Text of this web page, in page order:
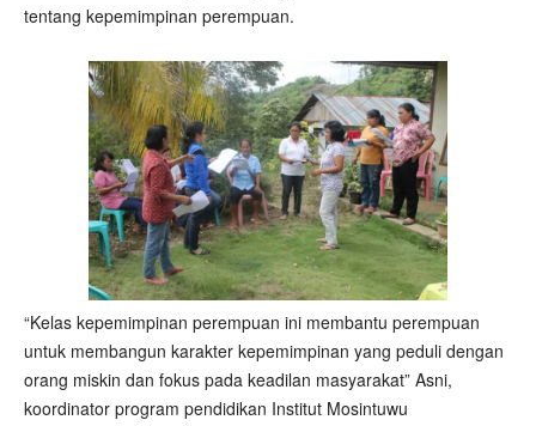
tentang kepemimpinan perempuan.
“Kelas kepemimpinan perempuan ini membantu perempuan
untuk membangun karakter kepemimpinan yang peduli dengan
orang miskin dan fokus pada keadilan masyarakat” Asni,
koordinator program pendidikan Institut Mosintuwu